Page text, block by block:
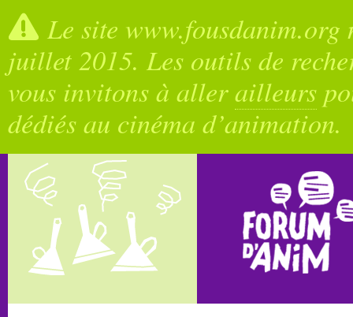
Le site
juillet 2015. Les outils de
vous invitons à allerailleurs
dédiés au cinéma d’animation.